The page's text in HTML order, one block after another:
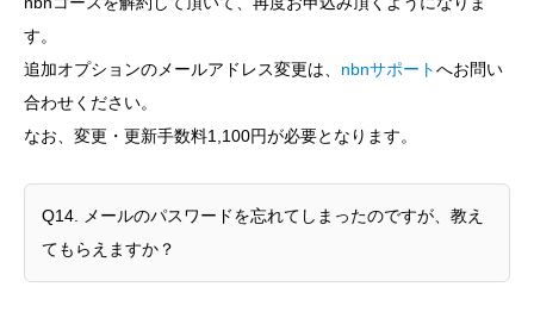
す。
追加オプションのメールアドレス変更は、 nbnサポートへお問い
合わせください。
なお、変更・更新手数料1,100円が必要となります。
Q14. メールのパスワードを忘れてしまったのですが、教え
てもらえますか？